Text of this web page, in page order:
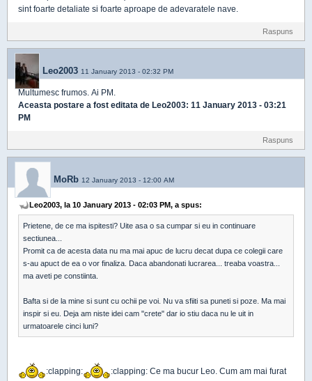
sint foarte detaliate si foarte aproape de adevaratele nave.
Raspuns
Leo2003 11 January 2013 - 02:32 PM
Multumesc frumos. Ai PM.
Aceasta postare a fost editata de Leo2003: 11 January 2013 - 03:21
PM
Raspuns
MoRb 12 January 2013 - 12:00 AM
Leo2003, la 10 January 2013 - 02:03 PM, a spus:
Prietene, de ce ma ispitesti? Uite asa o sa cumpar si eu in continuare
sectiunea...
Promit ca de acesta data nu ma mai apuc de lucru decat dupa ce colegii care
s-au apuct de ea o vor finaliza. Daca abandonati lucrarea... treaba voastra...
ma aveti pe constiinta.
Bafta si de la mine si sunt cu ochii pe voi. Nu va sfiiti sa puneti si poze. Ma mai
inspir si eu. Deja am niste idei cam "crete" dar io stiu daca nu le uit in
urmatoarele cinci luni?
:clapping:
:clapping: Ce ma bucur Leo. Cum am mai furat